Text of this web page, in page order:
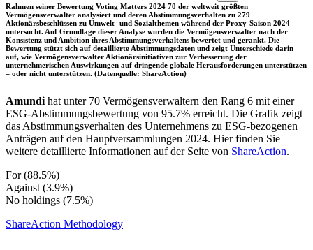
Rahmen seiner Bewertung Voting Matters 2024 70 der weltweit größten
Vermögensverwalter analysiert und deren Abstimmungsverhalten zu 279
Aktionärsbeschlüssen zu Umwelt- und Sozialthemen während der Proxy-Saison 2024
untersucht. Auf Grundlage dieser Analyse wurden die Vermögensverwalter nach der
Konsistenz und Ambition ihres Abstimmungsverhaltens bewertet und gerankt. Die
Bewertung stützt sich auf detaillierte Abstimmungsdaten und zeigt Unterschiede darin
auf, wie Vermögensverwalter Aktionärsinitiativen zur Verbesserung der
unternehmerischen Auswirkungen auf dringende globale Herausforderungen unterstützen
– oder nicht unterstützen. (Datenquelle: ShareAction)
Amundi hat unter 70 Vermögensverwaltern den Rang 6 mit einer
ESG-Abstimmungsbewertung von 95.7% erreicht. Die Grafik zeigt
das Abstimmungsverhalten des Unternehmens zu ESG-bezogenen
Anträgen auf den Hauptversammlungen 2024. Hier finden Sie
weitere detaillierte Informationen auf der Seite von ShareAction.
For (88.5%)
Against (3.9%)
No holdings (7.5%)
ShareAction Methodology